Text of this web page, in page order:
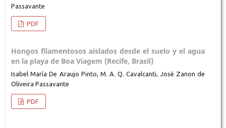
Passavante
PDF
Hongos filamentosos aislados desde el suelo y el agua
en la playa de Boa Viagem (Recife, Brasil)
Isabel María De Araujo Pinto, M. A. Q. Cavalcanti, José Zanon de
Oliveira Passavante
PDF